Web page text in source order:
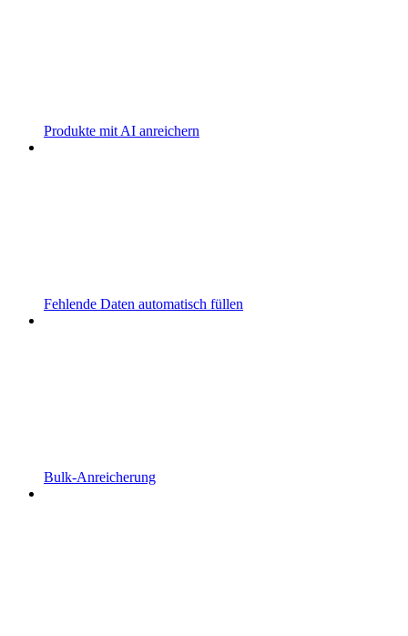
Produkte mit AI anreichern
Fehlende Daten automatisch füllen
Bulk-Anreicherung